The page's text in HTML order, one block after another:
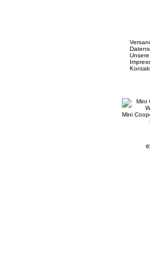
Mini